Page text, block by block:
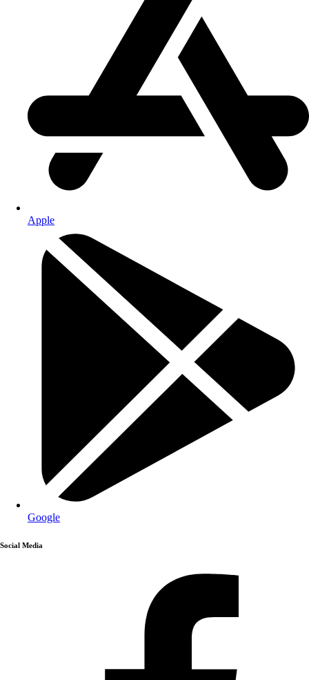
Apple
Google
Social Media